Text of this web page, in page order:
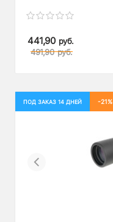
441,90 руб.
491,90 руб.
ПОД ЗАКАЗ 14 ДНЕЙ -21%
Previous